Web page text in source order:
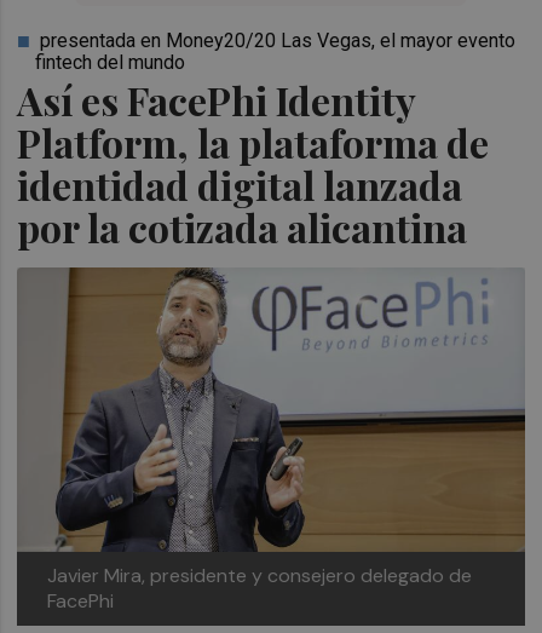
Así es FacePhi Identity
Platform, la plataforma de
identidad digital lanzada
por la cotizada alicantina
presentada en Money20/20 Las Vegas, el mayor evento
fintech del mundo
Javier Mira, presidente y consejero delegado de
FacePhi